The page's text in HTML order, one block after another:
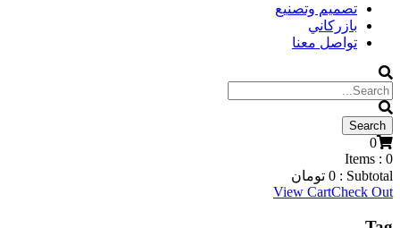
تصميم وتصنيع
بازركاني
تواصل معنا
0
Items : 0
Subtotal :
0 تومان
View CartCheck Out